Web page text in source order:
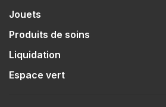
Jouets
Produits de soins
Liquidation
Espace vert